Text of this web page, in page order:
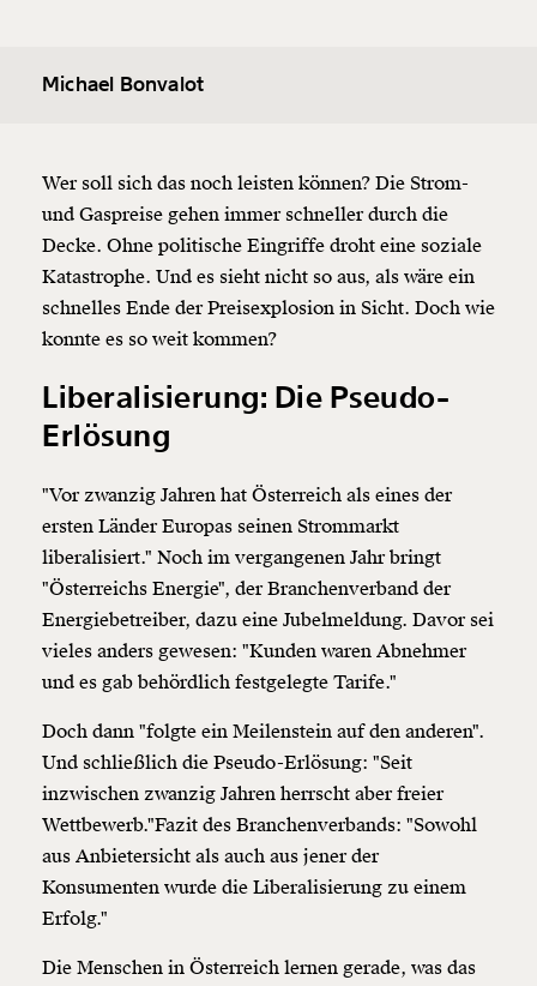
Michael Bonvalot
Wer soll sich das noch leisten können? Die Strom-
und Gaspreise gehen immer schneller durch die
Decke. Ohne politische Eingriffe droht eine soziale
Katastrophe. Und es sieht nicht so aus, als wäre ein
schnelles Ende der Preisexplosion in Sicht. Doch wie
konnte es so weit kommen?
Liberalisierung: Die Pseudo-
Erlösung
"Vor zwanzig Jahren hat Österreich als eines der
ersten Länder Europas seinen Strommarkt
liberalisiert." Noch im vergangenen Jahr bringt
"Österreichs Energie", der Branchenverband der
Energiebetreiber, dazu eine Jubelmeldung. Davor sei
vieles anders gewesen: "Kunden waren Abnehmer
und es gab behördlich festgelegte Tarife."
Doch dann "folgte ein Meilenstein auf den anderen".
Und schließlich die Pseudo-Erlösung: "Seit
inzwischen zwanzig Jahren herrscht aber freier
Wettbewerb."Fazit des Branchenverbands: "Sowohl
aus Anbietersicht als auch aus jener der
Konsumenten wurde die Liberalisierung zu einem
Erfolg."
Die Menschen in Österreich lernen gerade, was das